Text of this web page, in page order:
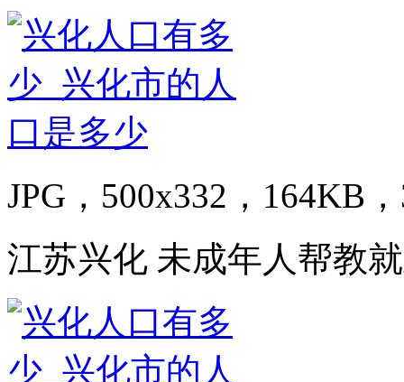
JPG，500x332，164KB
江苏兴化 未成年人帮教